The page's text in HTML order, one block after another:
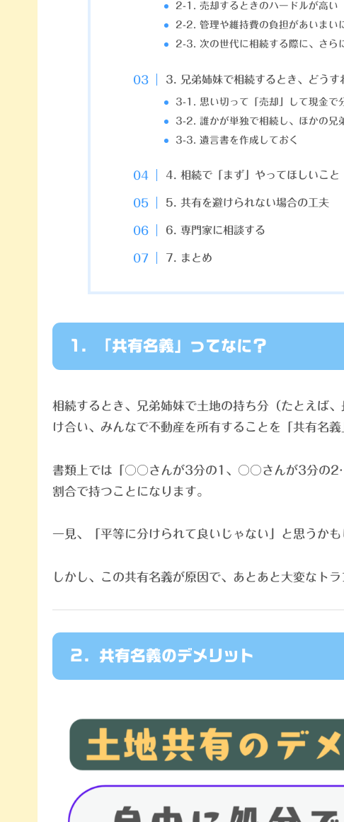
2-1. 売却するときのハードルが高い
2-2. 管理や維持費の負担があいまい
2-3. 次の世代に相続する際に、さら
3. 兄弟姉妹で相続するとき、どうす
3-1. 思い切って「売却」して現金で
3-2. 誰かが単独で相続し、ほかの兄
3-3. 遺言書を作成しておく
4. 相続で「まず」やってほしいこと
5. 共有を避けられない場合の工夫
6. 専門家に相談する
7. まとめ
1. 「共有名義」ってなに？
相続するとき、兄弟姉妹で土地の持ち分（たとえ
け合い、みんなで不動産を所有することを「共有名義
書類上では「○○さんが3分の1、○○さんが3分の2…
割合で持つことになります。
一見、「平等に分けられて良いじゃない」と思うかも
しかし、この共有名義が原因で、あとあと大変なト
2. 共有名義のデメリット